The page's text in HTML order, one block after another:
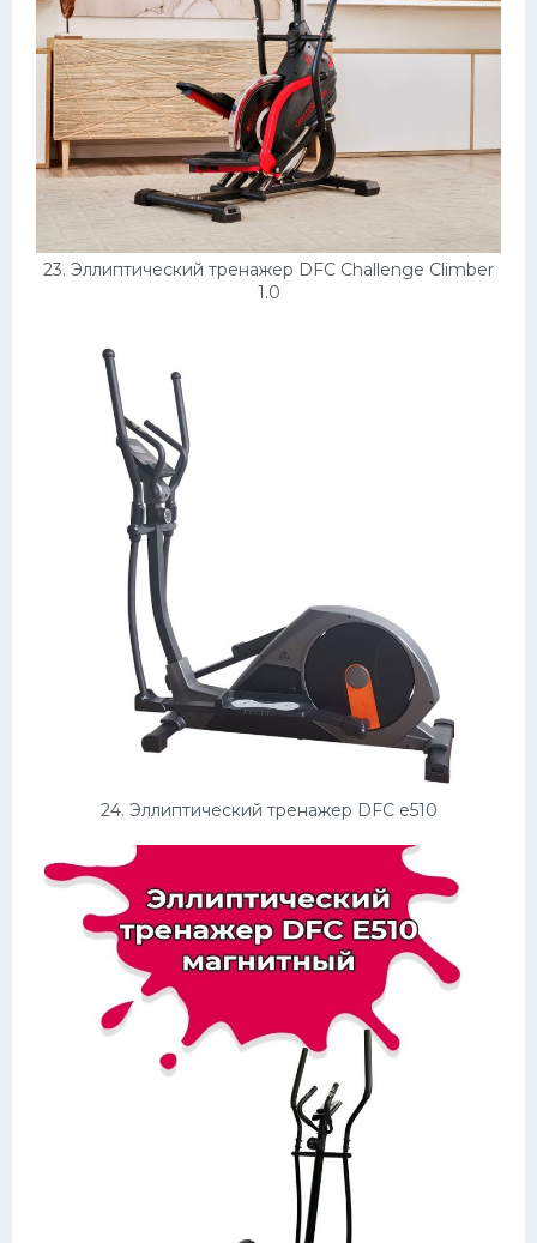
23. Эллиптический тренажер DFC Challenge Climber
1.0
24. Эллиптический тренажер DFC e510